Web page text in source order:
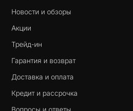
Новости и обзоры
Акции
Трейд-ин
Гарантия и возврат
Доставка и оплата
Кредит и рассрочка
Вопросы и ответы